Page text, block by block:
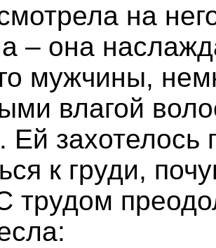
на
– она
мужчины,
влагой
Ей захотелось
к груди,
трудом